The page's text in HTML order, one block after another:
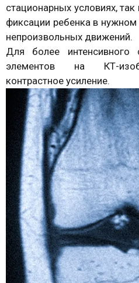
стационарных условиях,
фиксации ребенка в
непроизвольных движений.
Для более интенсивного
элементов на КТ-
контрастное усиление.